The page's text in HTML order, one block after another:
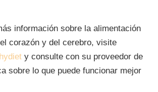
información sobre la alimentación
corazón y del cerebro, visite
y consulte con su proveedor de
sobre lo que puede funcionar mejor